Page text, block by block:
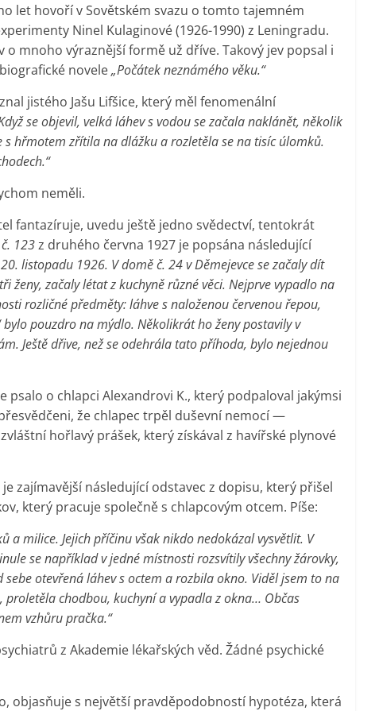
let hovoří v Sovětském svazu o tomto tajemném
Ninel Kulaginové (1926-1990) z Leningradu.
mnoho výraznější formě už dříve. Takový jev popsal i
novele„Počátek neznámého věku.“
jistého Jašu Lifšice, který měl fenomenální
se objevil, velká láhev s vodou se začala naklánět, několik
hřmotem zřítila na dlážku a rozletěla se na tisíc úlomků.
neměli.
fantazíruje, uvedu ještě jedno svědectví, tentokrát
123z druhého června 1927 je popsána následující
listopadu 1926. V domě č. 24 v Děmejevce se začaly dít
ženy, začaly létat z kuchyně různé věci. Nejprve vypadlo na
rozličné předměty: láhve s naloženou červenou řepou,
pouzdro na mýdlo. Několikrát ho ženy postavily v
Ještě dřive, než se odehrála tato příhoda, bylo nejednou
psalo o chlapci Alexandrovi K., který podpaloval jakýmsi
že chlapec trpěl duševní nemocí —
hořlavý prášek, který získával z havířské plynové
zajímavější následující odstavec z dopisu, který přišel
který pracuje společně s chlapcovým otcem. Píše:
a milice. Jejich příčinu však nikdo nedokázal vysvětlit. V
se například v jedné místnosti rozsvítily všechny žárovky,
otevřená láhev s octem a rozbila okno. Viděl jsem to na
chodbou, kuchyní a vypadla z okna… Občas
vzhůru pračka.“
z Akademie lékařských věd. Žádné psychické
objasňuje s největší pravděpodobností hypotéza, která